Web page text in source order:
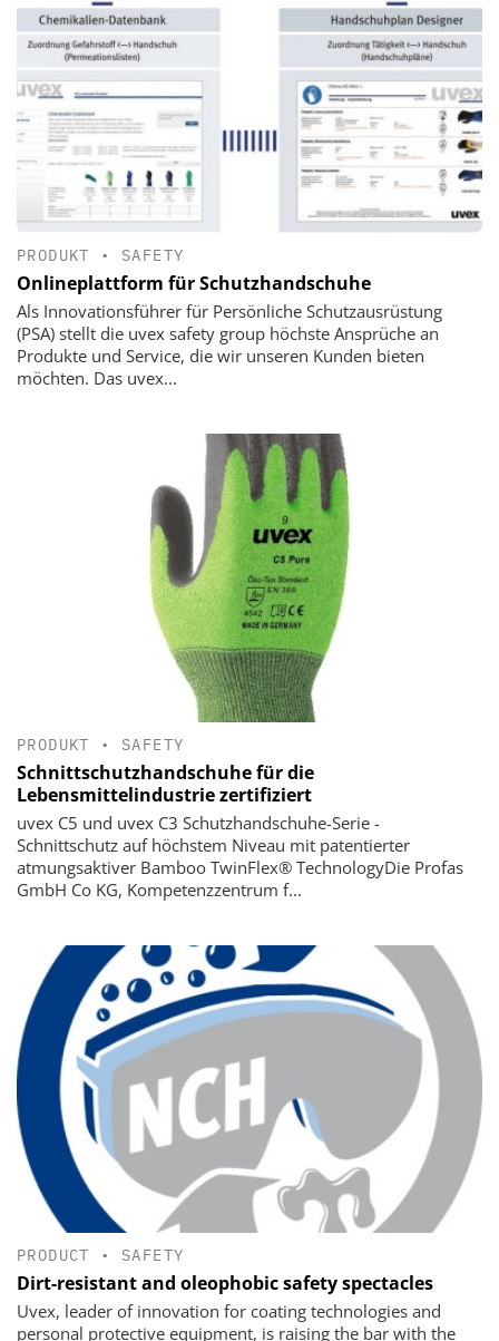
PRODUKT • SAFETY
Onlineplattform für Schutzhandschuhe
Als Innovationsführer für Persönliche Schutzausrüstung
(PSA) stellt die uvex safety group höchste Ansprüche an
Produkte und Service, die wir unseren Kunden bieten
möchten. Das uvex...
PRODUKT • SAFETY
Schnittschutzhandschuhe für die
Lebensmittelindustrie zertifiziert
uvex C5 und uvex C3 Schutzhandschuhe-Serie -
Schnittschutz auf höchstem Niveau mit patentierter
atmungsaktiver Bamboo TwinFlex® TechnologyDie Profas
GmbH Co KG, Kompetenzzentrum f...
PRODUCT • SAFETY
Dirt-resistant and oleophobic safety spectacles
Uvex, leader of innovation for coating technologies and
personal protective equipment, is raising the bar with the